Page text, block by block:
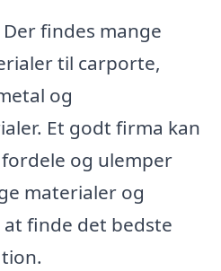
Der findes mange
til carporte,
og
Et godt firma kan
og ulemper
materialer og
finde det bedste